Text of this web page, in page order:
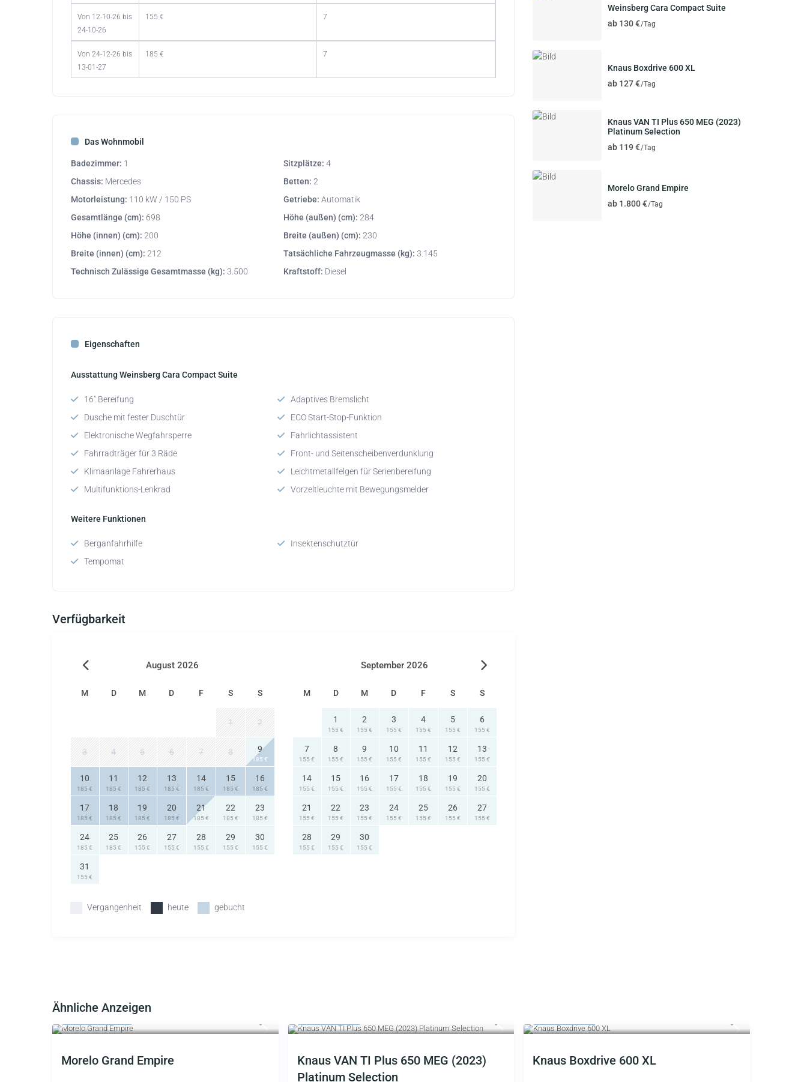
Von 12-10-26 bis
24-10-26
155 € 7
Von 24-12-26 bis
13-01-27
185 € 7
Das Wohnmobil
Badezimmer: 1 Sitzplätze: 4
Chassis: Mercedes Betten: 2
Motorleistung: 110 kW / 150 PS Getriebe: Automatik
Gesamtlänge (cm): 698 Höhe (außen) (cm): 284
Höhe (innen) (cm): 200 Breite (außen) (cm): 230
Breite (innen) (cm): 212 Tatsächliche Fahrzeugmasse (kg): 3.145
Technisch Zulässige Gesamtmasse (kg): 3.500 Kraftstoff: Diesel
Eigenschaften
Ausstattung Weinsberg Cara Compact Suite
16" Bereifung
Adaptives Bremslicht
Dusche mit fester Duschtür
ECO Start-Stop-Funktion
Elektronische Wegfahrsperre
Fahrlichtassistent
Fahrradträger für 3 Räde
Front- und Seitenscheibenverdunklung
Klimaanlage Fahrerhaus
Leichtmetallfelgen für Serienbereifung
Multifunktions-Lenkrad
Vorzeltleuchte mit Bewegungsmelder
Weitere Funktionen
Berganfahrhilfe
Insektenschutztür
Tempomat
Verfügbarkeit
August 2026
M D M D F S S
1 2
3 4 5 6 7 8 9
185 €
10
185 €
11
185 €
12
185 €
13
185 €
14
185 €
15
185 €
16
185 €
17
185 €
18
185 €
19
185 €
20
185 €
21
185 €
22
185 €
23
185 €
24
185 €
25
185 €
26
155 €
27
155 €
28
155 €
29
155 €
30
155 €
31
155 €
September 2026
M D M D F S S
1
155 €
2
155 €
3
155 €
4
155 €
5
155 €
6
155 €
7
155 €
8
155 €
9
155 €
10
155 €
11
155 €
12
155 €
13
155 €
14
155 €
15
155 €
16
155 €
17
155 €
18
155 €
19
155 €
20
155 €
21
155 €
22
155 €
23
155 €
24
155 €
25
155 €
26
155 €
27
155 €
28
155 €
29
155 €
30
155 €
Vergangenheit heute gebucht
Weinsberg Cara Compact Suite
ab 130 €/Tag
Knaus Boxdrive 600 XL
ab 127 €/Tag
Knaus VAN TI Plus 650 MEG (2023)
Platinum Selection
ab 119 €/Tag
Morelo Grand Empire
ab 1.800 €/Tag
Ähnliche Anzeigen
Morelo Grand Empire
Knaus VAN TI Plus 650 MEG (2023)
Platinum Selection
Knaus Boxdrive 600 XL